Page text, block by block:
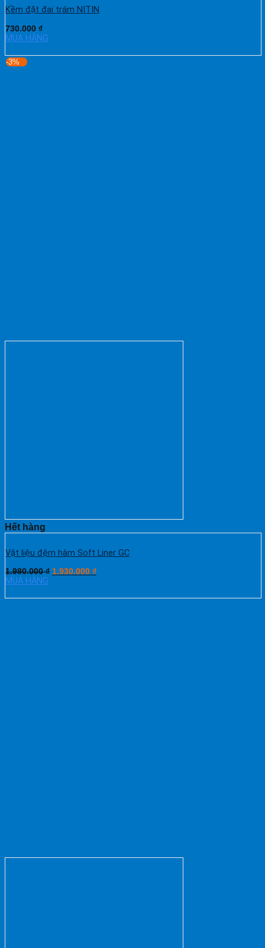
Kềm đặt đai trám NITIN
730.000 ₫
MUA HÀNG
-3%
Hết hàng
Vật liệu đệm hàm Soft Liner GC
1.980.000₫ 1.930.000 ₫
MUA HÀNG